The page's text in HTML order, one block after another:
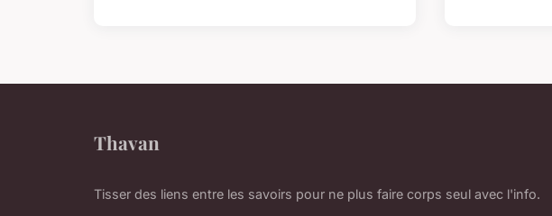
Thavan
Tisser des liens entre les savoirs pour ne plus faire corps seul avec l'info.